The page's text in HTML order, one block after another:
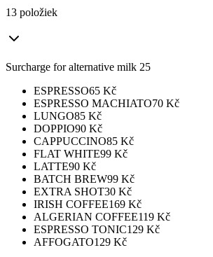
13 položiek
Surcharge for alternative milk 25
ESPRESSO65 Kč
ESPRESSO MACHIATO70 Kč
LUNGO85 Kč
DOPPIO90 Kč
CAPPUCCINO85 Kč
FLAT WHITE99 Kč
LATTE90 Kč
BATCH BREW99 Kč
EXTRA SHOT30 Kč
IRISH COFFEE169 Kč
ALGERIAN COFFEE119 Kč
ESPRESSO TONIC129 Kč
AFFOGATO129 Kč